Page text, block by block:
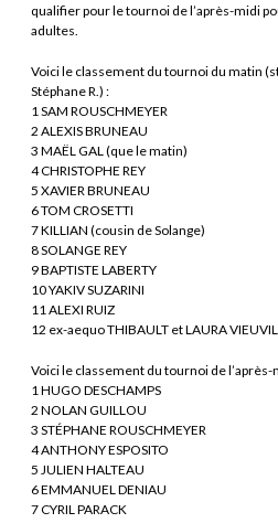
qualifier pour le tournoi de l’après-midi
adultes.
Voici le classement du tournoi du matin
Stéphane R.) :
1 SAM ROUSCHMEYER
2 ALEXIS BRUNEAU
3 MAËL GAL (que le matin)
4 CHRISTOPHE REY
5 XAVIER BRUNEAU
6 TOM CROSETTI
7 KILLIAN (cousin de Solange)
8 SOLANGE REY
9 BAPTISTE LABERTY
10 YAKIV SUZARINI
11 ALEXI RUIZ
12 ex-aequo THIBAULT et LAURA
Voici le classement du tournoi de l’après-
1 HUGO DESCHAMPS
2 NOLAN GUILLOU
3 STÉPHANE ROUSCHMEYER
4 ANTHONY ESPOSITO
5 JULIEN HALTEAU
6 EMMANUEL DENIAU
7 CYRIL PARACK